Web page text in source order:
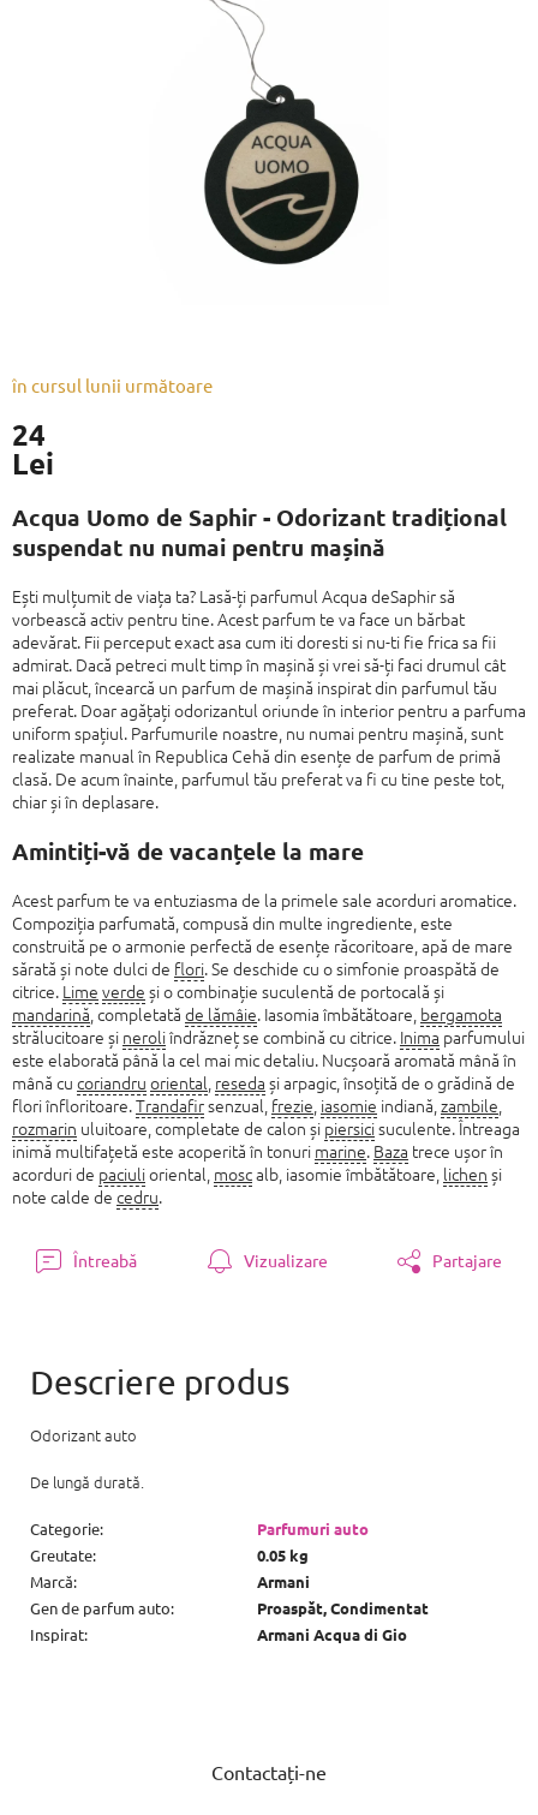
24
Lei
preţ:
în cursul lunii următoare
Acqua Uomo de Saphir - Odorizant tradițional
suspendat nu numai pentru mașină
Ești mulțumit de viața ta? Lasă-ți parfumul Acqua deSaphir să
vorbească activ pentru tine. Acest parfum te va face un bărbat
adevărat. Fii perceput exact asa cum iti doresti si nu-ti fie frica sa fii
admirat. Dacă petreci mult timp în mașină și vrei să-ți faci drumul cât
mai plăcut, încearcă un parfum de mașină inspirat din parfumul tău
preferat. Doar agățați odorizantul oriunde în interior pentru a parfuma
uniform spațiul. Parfumurile noastre, nu numai pentru mașină, sunt
realizate manual în Republica Cehă din esențe de parfum de primă
clasă. De acum înainte, parfumul tău preferat va fi cu tine peste tot,
chiar și în deplasare.
Amintiți-vă de vacanțele la mare
Acest parfum te va entuziasma de la primele sale acorduri aromatice.
Compoziția parfumată, compusă din multe ingrediente, este
construită pe o armonie perfectă de esențe răcoritoare, apă de mare
sărată și note dulci de flori. Se deschide cu o simfonie proaspătă de
citrice. Lime verde și o combinație suculentă de portocală și
mandarină , completată de lămâie. Iasomia îmbătătoare, bergamota
strălucitoare și neroliîndrăzneț se combină cu citrice. Inima parfumului
este elaborată până la cel mai mic detaliu. Nucșoară aromată mână în
mână cu coriandru oriental reseda și arpagic, însoțită de o grădină de
flori înfloritoare.Trandafirsenzual, frezie iasomie indiană, zambile
rozmarin uluitoare, completate de calon și piersicisuculente. Întreaga
inimă multifațetă este acoperită în tonuri marine. Baza trece ușor în
acorduri de paciulioriental, moscalb, iasomie îmbătătoare, lichen și
note calde de cedru.
Întreabă Vizualizare Partajare
Odorizant auto
De lungă durată.
Categorie:
Parfumuri auto
Greutate:
0.05 kg
Marcă:
Armani
Gen de parfum auto:
Proaspăt, Condimentat
Inspirat: Armani Acqua di Gio
Contactați-ne